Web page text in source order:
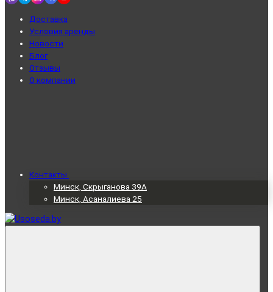
Доставка
Условия аренды
Новости
Блог
Отзывы
О компании
Контакты
Минск, Скрыганова 39А
Минск, Асаналиева 25